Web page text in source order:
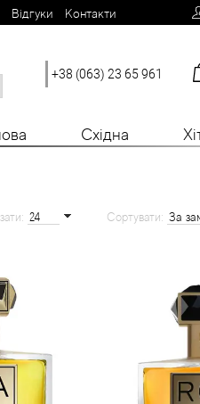
Відгуки Контакти
+38 (063) 23 65 961
Східна
Сортувати: